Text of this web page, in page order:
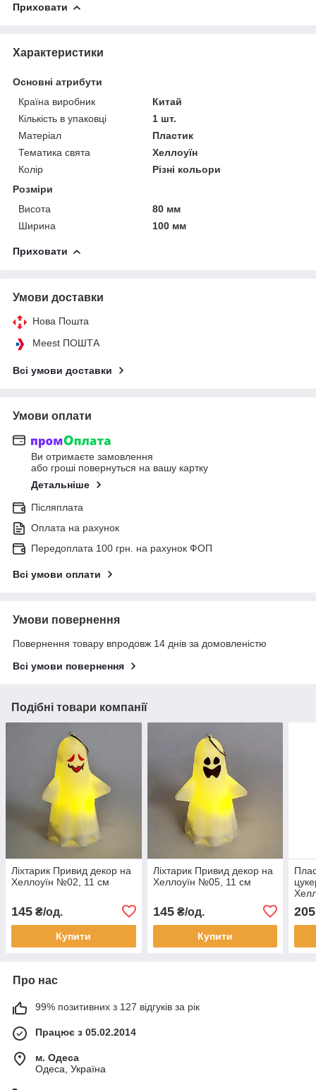
Приховати
Характеристики
Основні атрибути
Країна виробник
Китай
Кількість в упаковці
1 шт.
Матеріал
Пластик
Тематика свята
Хеллоуїн
Колір
Різні кольори
Розміри
Висота
80 мм
Ширина
100 мм
Приховати
Умови доставки
Нова Пошта
Meest ПОШТА
Всі умови доставки
Умови оплати
Ви отримаєте замовлення
або гроші повернуться на вашу картку
Детальніше
Післяплата
Оплата на рахунок
Передоплата 100 грн. на рахунок ФОП
Всі умови оплати
Умови повернення
Повернення товару впродовж 14 днів за домовленістю
Всі умови повернення
Подібні товари компанії
Ліхтарик Привид декор на
Хеллоуїн №02, 11 см
145 ₴/од.
Купити
Ліхтарик Привид декор на
Хеллоуїн №05, 11 см
145₴/од.
Купити
205
Про нас
99% позитивних з 127 відгуків за рік
Працює з 05.02.2014
м. Одеса
Одеса, Україна